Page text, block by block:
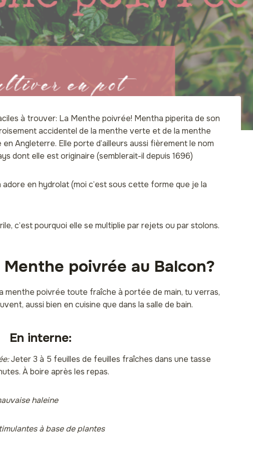
à trouver: La Menthe poivrée! Mentha piperita de son
accidentel de la menthe verte et de la menthe
Angleterre. Elle porte d’ailleurs aussi fièrement le nom
dont elle est originaire (semblerait-il depuis 1696)
en hydrolat (moi c’est sous cette forme que je la
c’est pourquoi elle se multiplie par rejets ou par stolons.
poivrée au Balcon?
menthe poivrée toute fraîche à portée de main, tu verras,
aussi bien en cuisine que dans la salle de bain.
En interne:
Jeter 3 à 5 feuilles de feuilles fraîches dans une tasse
À boire après les repas.
haleine
à base de plantes